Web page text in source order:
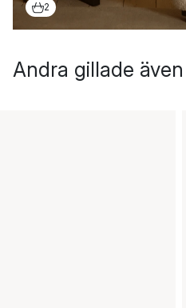
2
Andra gillade även